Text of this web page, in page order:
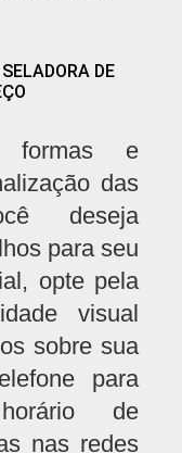
DE
formas e
das
deseja
para seu
opte pela
visual
sobre sua
para
de
nas redes